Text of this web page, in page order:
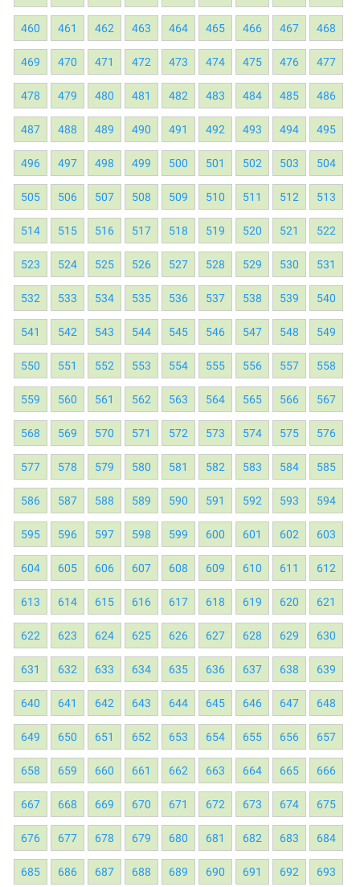
460 461 462 463 464 465 466 467 468
469 470 471 472 473 474 475 476 477
478 479 480 481 482 483 484 485 486
487 488 489 490 491 492 493 494 495
496 497 498 499 500 501 502 503 504
505 506 507 508 509 510 511 512 513
514 515 516 517 518 519 520 521 522
523 524 525 526 527 528 529 530 531
532 533 534 535 536 537 538 539 540
541 542 543 544 545 546 547 548 549
550 551 552 553 554 555 556 557 558
559 560 561 562 563 564 565 566 567
568 569 570 571 572 573 574 575 576
577 578 579 580 581 582 583 584 585
586 587 588 589 590 591 592 593 594
595 596 597 598 599 600 601 602 603
604 605 606 607 608 609 610 611 612
613 614 615 616 617 618 619 620 621
622 623 624 625 626 627 628 629 630
631 632 633 634 635 636 637 638 639
640 641 642 643 644 645 646 647 648
649 650 651 652 653 654 655 656 657
658 659 660 661 662 663 664 665 666
667 668 669 670 671 672 673 674 675
676 677 678 679 680 681 682 683 684
685 686 687 688 689 690 691 692 693